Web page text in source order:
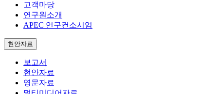
고객마당
연구원소개
APEC 연구컨소시엄
현안자료
보고서
현안자료
영문자료